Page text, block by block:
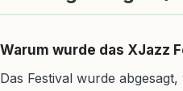
Warum wurde das XJazz
Das Festival wurde